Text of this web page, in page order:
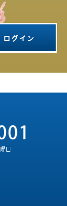
ログイン
日